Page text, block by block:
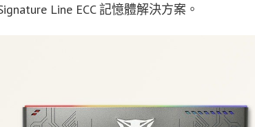
Line ECC 記憶體解決方案。